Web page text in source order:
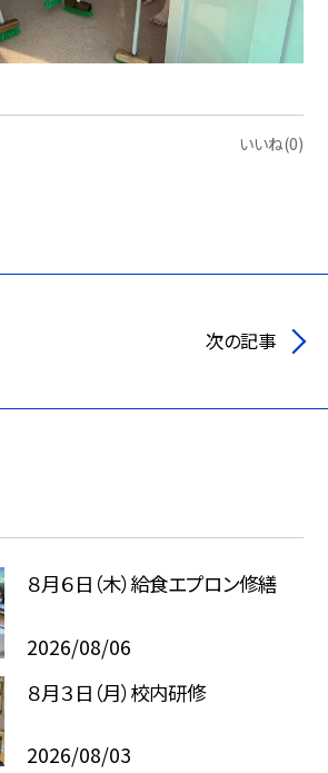
いいね(0)
次の記事
８月６日（木）給食エプロン修繕
2026/08/06
８月３日（月）校内研修
2026/08/03